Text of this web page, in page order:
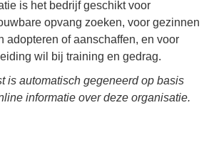
is het bedrijf geschikt voor
opvang zoeken, voor gezinnen
adopteren of aanschaffen, en voor
wil bij training en gedrag.
is automatisch gegeneerd op basis
informatie over deze organisatie.